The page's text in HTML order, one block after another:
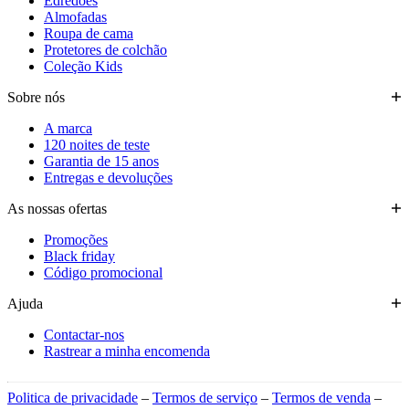
Almofadas
Roupa de cama
Protetores de colchão
Coleção Kids
Sobre nós
A marca
120 noites de teste
Garantia de 15 anos
Entregas e devoluções
As nossas ofertas
Promoções
Black friday
Código promocional
Ajuda
Contactar-nos
Rastrear a minha encomenda
Politica de privacidade – Termos de serviço – Termos de venda –